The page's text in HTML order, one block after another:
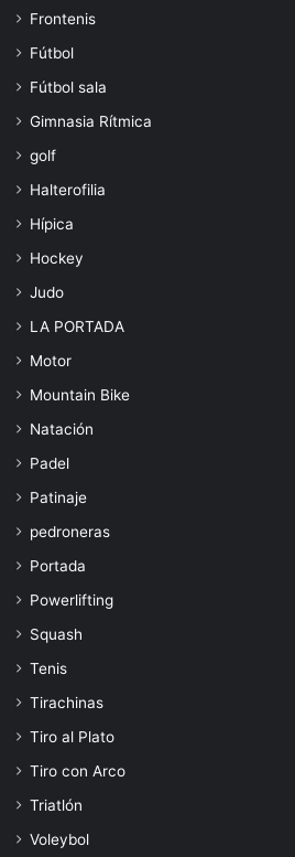
Frontenis
Fútbol
Fútbol sala
Gimnasia Rítmica
golf
Halterofilia
Hípica
Hockey
Judo
LA PORTADA
Motor
Mountain Bike
Natación
Padel
Patinaje
pedroneras
Portada
Powerlifting
Squash
Tenis
Tirachinas
Tiro al Plato
Tiro con Arco
Triatlón
Voleybol